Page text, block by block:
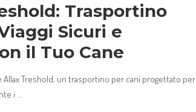
Trasportino
Sicuri e
il Tuo Cane
Treshold, un trasportino per cani progettato per
i ...